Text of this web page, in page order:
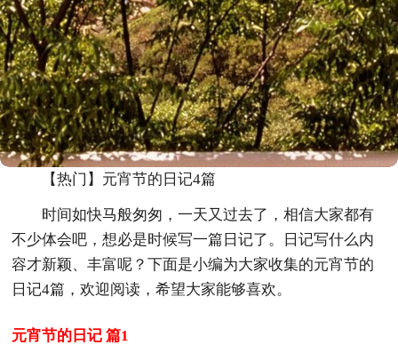
【热门】元宵节的日记4篇
时间如快马般匆匆，一天又过去了，相信大家都有
不少体会吧，想必是时候写一篇日记了。日记写什么内
容才新颖、丰富呢？下面是小编为大家收集的元宵节的
日记4篇，欢迎阅读，希望大家能够喜欢。
元宵节的日记 篇1